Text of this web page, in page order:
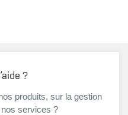
?
produits, sur la gestion
services ?